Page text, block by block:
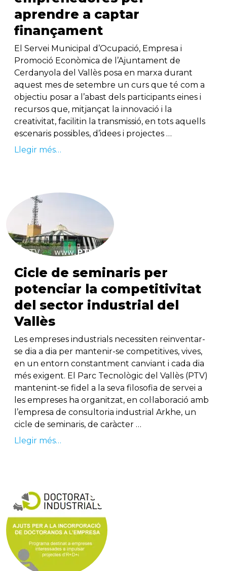
aprendre a captar
finançament
El Servei Municipal d’Ocupació, Empresa i
Promoció Econòmica de l’Ajuntament de
Cerdanyola del Vallès posa en marxa durant
aquest mes de setembre un curs que té com a
objectiu posar a l’abast dels participants eines i
recursos que, mitjançat la innovació i la
creativitat, facilitin la transmissió, en tots aquells
escenaris possibles, d’idees i projectes …
Llegir més…
Cicle de seminaris per
potenciar la competitivitat
del sector industrial del
Vallès
Les empreses industrials necessiten reinventar-
se dia a dia per mantenir-se competitives, vives,
en un entorn constantment canviant i cada dia
més exigent. El Parc Tecnològic del Vallès (PTV)
mantenint-se fidel a la seva filosofia de servei a
les empreses ha organitzat, en col·laboració amb
l’empresa de consultoria industrial Arkhe, un
cicle de seminaris, de caràcter …
Llegir més…